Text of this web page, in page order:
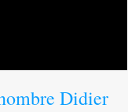
Didier